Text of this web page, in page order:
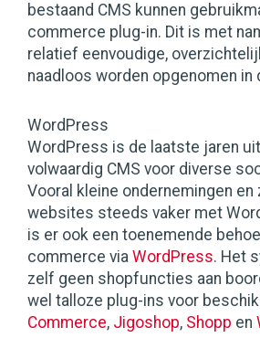
bestaand CMS kunnen
commerce plug-in. Dit is met
relatief eenvoudige,
naadloos worden opgenomen in
WordPress
WordPress is de laatste jaren
volwaardig CMS voor diverse
Vooral kleine ondernemingen en
websites steeds vaker met
is er ook een toenemende
commerce via WordPress. Het
zelf geen shopfuncties aan
wel talloze plug-ins voor
Commerce, Jigoshop, Shopp en